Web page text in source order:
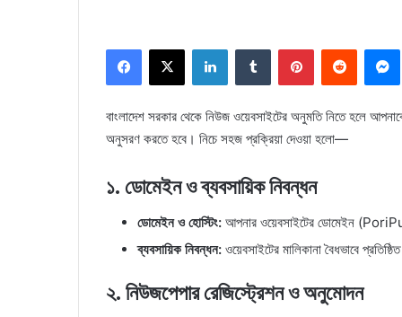
Facebook
X LinkedInTumblr PinterestReddit
বাংলাদেশ সরকার থেকে নিউজ ওয়েবসাইটের অনুমতি নিতে হলে
অনুসরণ করতে হবে। নিচে সহজ প্রক্রিয়া দেওয়া হলো—
১. ডোমেইন ও ব্যবসায়িক নিবন্ধন
ডোমেইন ও হোস্টিং: আপনার ওয়েবসাইটের ডোমেইন
ব্যবসায়িক নিবন্ধন: ওয়েবসাইটের মালিকানা বৈধভাবে
২. নিউজপেপার রেজিস্ট্রেশন ও অনুমোদন